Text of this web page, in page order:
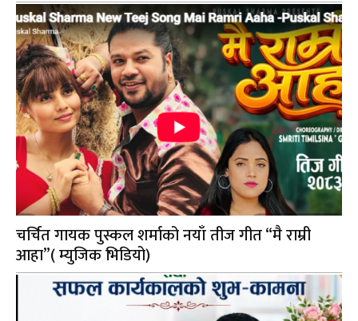
चर्चित गायक पुस्कल शर्माको नयाँ तीज गीत “मै राम्री
आहा”( म्युजिक भिडियो)